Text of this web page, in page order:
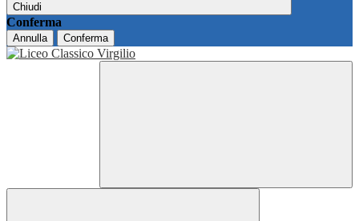
Chiudi
Conferma
Annulla Conferma